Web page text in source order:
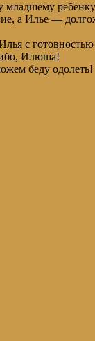
а Илье —
с готовностью
Илюша!
беду одолеть!